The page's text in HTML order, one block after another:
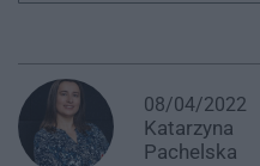
08/04/2022
Katarzyna
Pachelska